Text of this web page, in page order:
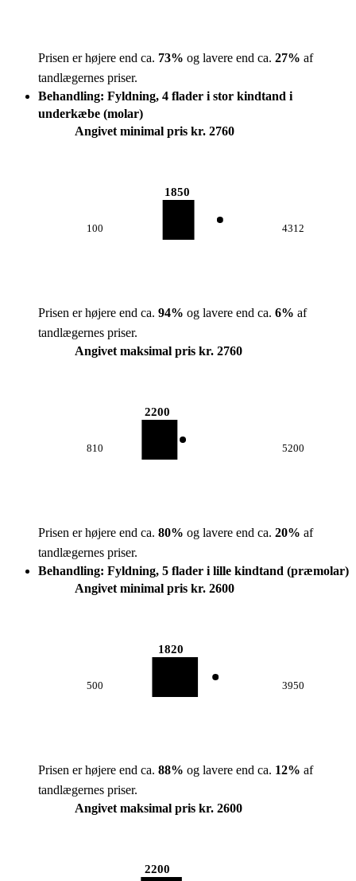
Prisen er højere end ca. 73% og lavere end ca. 27% af
tandlægernes priser.
Behandling: Fyldning, 4 flader i stor kindtand i
underkæbe (molar)
Angivet minimal pris kr. 2760
100
1850
4312
Prisen er højere end ca. 94% og lavere end ca. 6% af
tandlægernes priser.
Angivet maksimal pris kr. 2760
810
2200
5200
Prisen er højere end ca. 80% og lavere end ca. 20% af
tandlægernes priser.
Behandling: Fyldning, 5 flader i lille kindtand (præmolar)
Angivet minimal pris kr. 2600
500
1820
3950
Prisen er højere end ca. 88% og lavere end ca. 12% af
tandlægernes priser.
Angivet maksimal pris kr. 2600
2200